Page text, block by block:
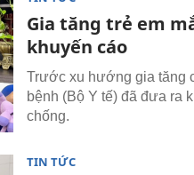
Gia tăng trẻ em
khuyến cáo
Trước xu hướng gia tăng
bệnh (Bộ Y tế) đã đưa ra
chống.
TIN TỨC